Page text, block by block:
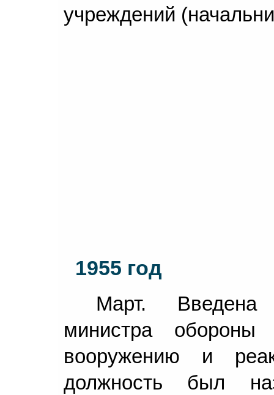
учреждений
1955 год
Март. Введена
министра
вооружению и
должность был